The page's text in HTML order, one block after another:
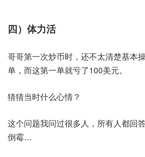
四）体力活
哥哥第一次炒币时，还不太清楚基本
单，而这第一单就亏了100美元。
猜猜当时什么心情？
这个问题我问过很多人，所有人都回
倒霉…